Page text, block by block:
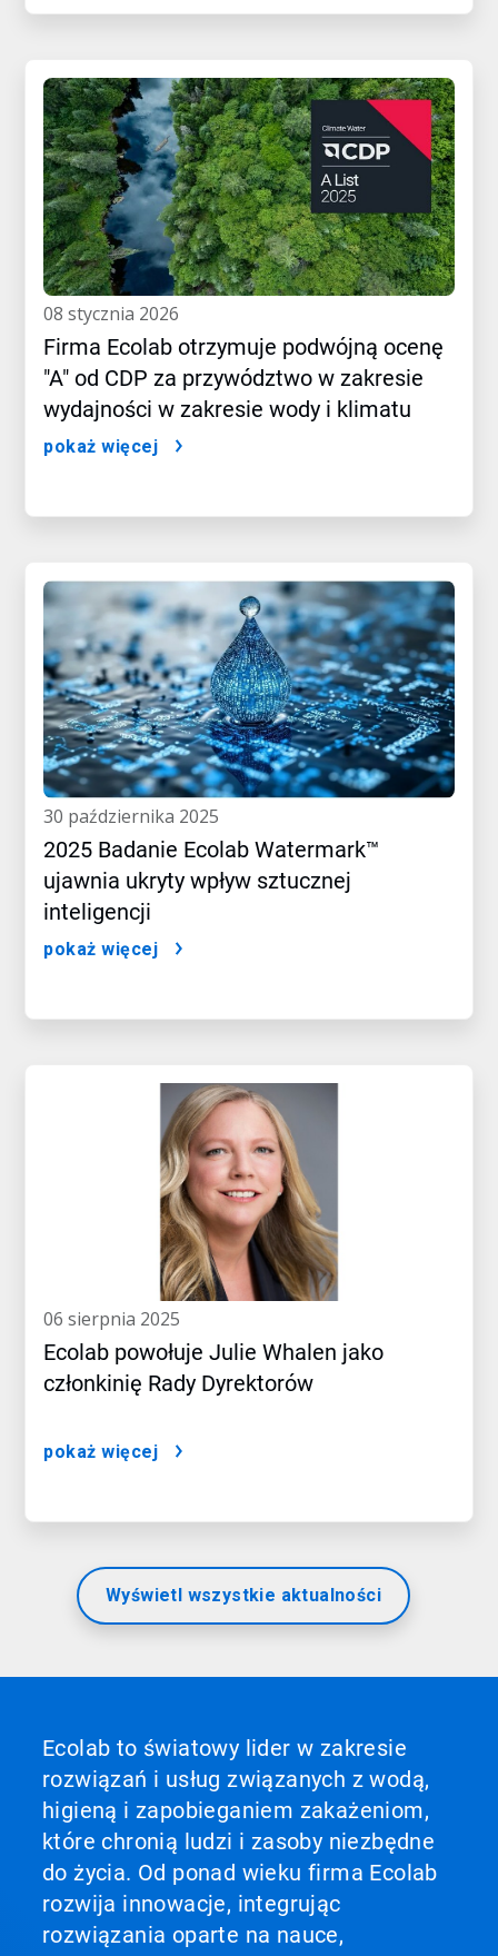
08 stycznia 2026
Firma Ecolab otrzymuje podwójną ocenę
"A" od CDP za przywództwo w zakresie
wydajności w zakresie wody i klimatu
pokaż więcej
30 października 2025
2025 Badanie Ecolab Watermark™
ujawnia ukryty wpływ sztucznej
inteligencji
pokaż więcej
06 sierpnia 2025
Ecolab powołuje Julie Whalen jako
członkinię Rady Dyrektorów
pokaż więcej
Wyświetl wszystkie aktualności
Ecolab to światowy lider w zakresie
rozwiązań i usług związanych z wodą,
higieną i zapobieganiem zakażeniom,
które chronią ludzi i zasoby niezbędne
do życia. Od ponad wieku firma Ecolab
rozwija innowacje, integrując
rozwiązania oparte na nauce,